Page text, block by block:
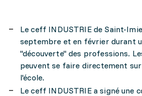
Le ceff INDUSTRIE de Saint-
septembre et en février durant
"découverte" des professions.
peuvent se faire directement
l'école.
Le ceff INDUSTRIE a signé une